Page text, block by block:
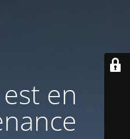
en